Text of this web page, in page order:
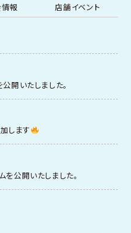
報 店舗イベント
開いたしました。
します
公開いたしました。